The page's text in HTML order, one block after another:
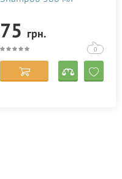
75 грн.
0